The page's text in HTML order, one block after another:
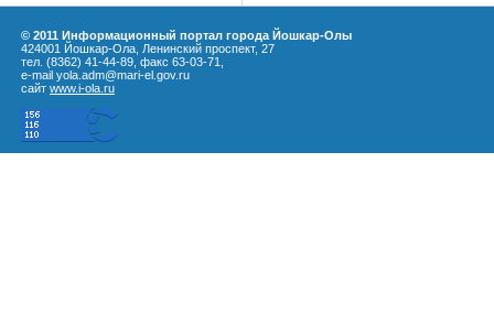
© 2011 Информационный портал города Йошкар-Олы
424001 Йошкар-Ола, Ленинский проспект, 27
тел. (8362) 41-44-89, факс 63-03-71,
e-mail yola.adm@mari-el.gov.ru
сайт www.i-ola.ru